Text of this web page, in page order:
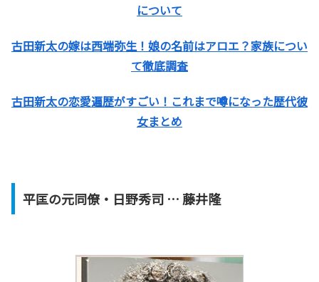
について
古田新太の嫁は西端弥生！娘の名前はアロエ？家族につい
て徹底調査
古田新太の恋愛遍歴がすごい！これまで噂になった歴代彼
女まとめ
平匡の元同僚・日野秀司 … 藤井隆